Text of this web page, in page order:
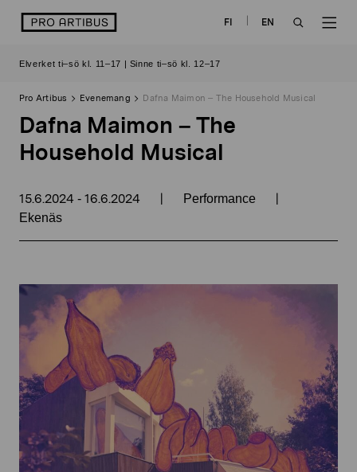
logo FI
EN
Elverket ti–sö kl. 11–17 | Sinne ti–sö kl. 12–17
Pro Artibus Evenemang Dafna Maimon – The Household Musical
Dafna Maimon – The
Household Musical
15.6.2024 - 16.6.2024 | Performance |
Ekenäs